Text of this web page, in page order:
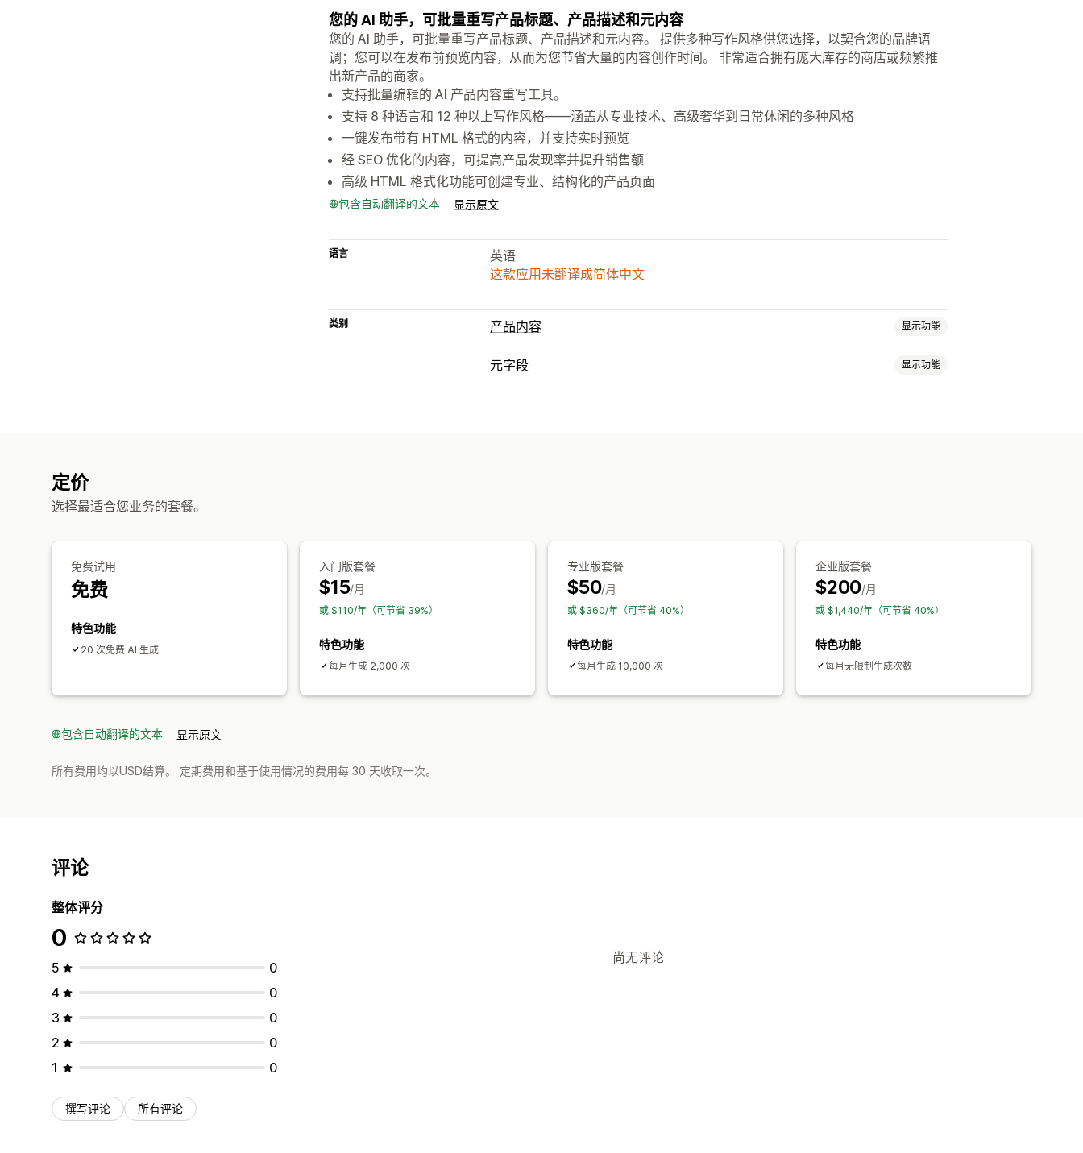
您的 AI 助手，可批量重写产品标题、产品描述和元内容
您的 AI 助手，可批量重写产品标题、产品描述和元内容。 提供多种写作风格供您选择，以契合您的品牌语
调；您可以在发布前预览内容，从而为您节省大量的内容创作时间。 非常适合拥有庞大库存的商店或频繁推
出新产品的商家。
支持批量编辑的 AI 产品内容重写工具。
支持 8 种语言和 12 种以上写作风格——涵盖从专业技术、高级奢华到日常休闲的多种风格
一键发布带有 HTML 格式的内容，并支持实时预览
经 SEO 优化的内容，可提高产品发现率并提升销售额
高级 HTML 格式化功能可创建专业、结构化的产品页面
包含自动翻译的文本 显示原文
语言
英语
这款应用未翻译成简体中文
类别 产品内容 显示功能
内容类型
元字段 显示功能
定价
选择最适合您业务的套餐。
免费试用
免费
特色功能
20 次免费 AI 生成
入门版套餐
$15/月
或 $110/年（可节省 39%）
特色功能
每月生成 2,000 次
专业版套餐
$50/月
或 $360/年（可节省 40%）
特色功能
每月生成 10,000 次
企业版套餐
$200/月
或 $1,440/年（可节省 40%）
特色功能
每月无限制生成次数
包含自动翻译的文本 显示原文
所有费用均以USD结算。 定期费用和基于使用情况的费用每 30 天收取一次。
评论
整体评分
0
5
0
4
0
3
0
2
0
1
0
撰写评论 所有评论
尚无评论